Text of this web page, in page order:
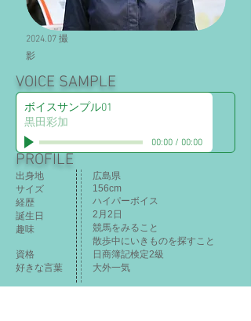
​2024.07 撮
影
VOICE SAMPLE
PROFILE
ボイスサンプル01
黒田彩加
00:00/ 00:00
出身地
サイズ​
経歴
誕生日
趣味​
​資格
​好きな言葉
広島県
156cm​
ハイパーボイス
2月2日
競馬をみること
散歩中にいきものを探すこと
日商簿記検定2級
大外一気